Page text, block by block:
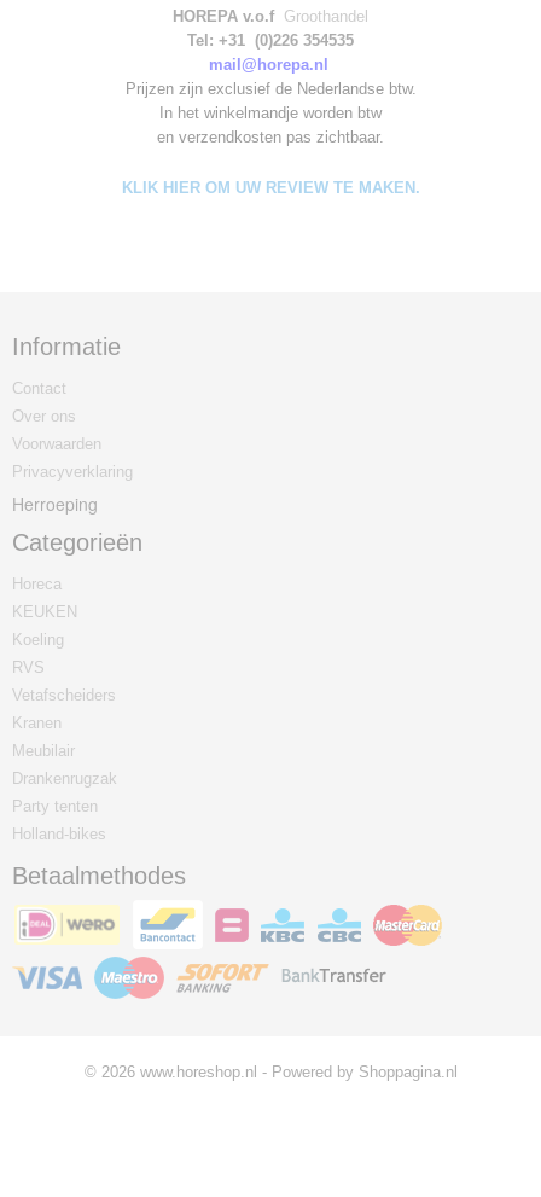
HOREPA v.o.f Groothandel
Tel: +31 (0)226 354535
mail@horepa.nl
Prijzen zijn exclusief de Nederlandse btw.
In het winkelmandje worden btw
en verzendkosten pas zichtbaar.
KLIK HIER OM UW REVIEW TE MAKEN.
Informatie
Contact
Over ons
Voorwaarden
Privacyverklaring
Herroeping
Categorieën
Horeca
KEUKEN
Koeling
RVS
Vetafscheiders
Kranen
Meubilair
Drankenrugzak
Party tenten
Holland-bikes
Betaalmethodes
© 2026 www.horeshop.nl - Powered by Shoppagina.nl